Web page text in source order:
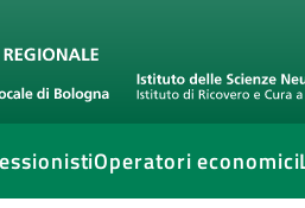
Operatori economici